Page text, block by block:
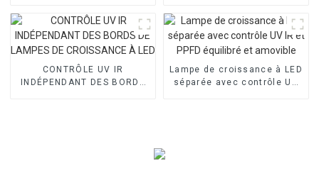
culture LED
légumes et les fruits
CONTRÔLE UV IR
INDÉPENDANT DES BORDS
Lampe de croissance à LED
séparée avec contrôle UV